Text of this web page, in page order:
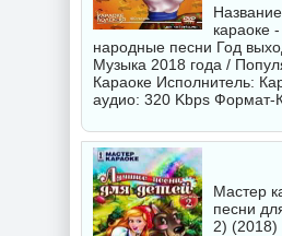
караоке
народные песни Год
Музыка 2018 года /
Караоке Исполнитель:
аудио: 320 Kbps Формат-
Мастер
песни
2) (2018)